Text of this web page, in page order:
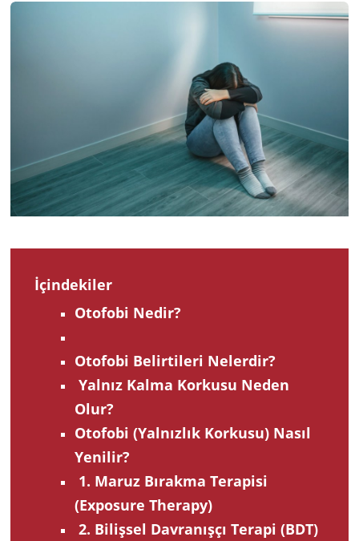
İçindekiler
Otofobi Nedir?
Otofobi Belirtileri Nelerdir?
Yalnız Kalma Korkusu Neden
Olur?
Otofobi (Yalnızlık Korkusu) Nasıl
Yenilir?
1. Maruz Bırakma Terapisi
(Exposure Therapy)
2. Bilişsel Davranışçı Terapi (BDT)